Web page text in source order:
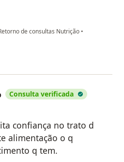
de consultas Nutrição •
Consulta verificada
confiança no trato d
alimentação o q
q tem.